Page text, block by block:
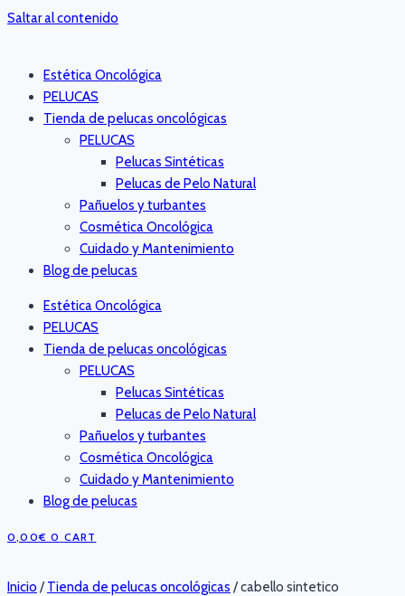
Saltar al contenido
Estética Oncológica
PELUCAS
Tienda de pelucas oncológicas
PELUCAS
Pelucas Sintéticas
Pelucas de Pelo Natural
Pañuelos y turbantes
Cosmética Oncológica
Cuidado y Mantenimiento
Blog de pelucas
Estética Oncológica
PELUCAS
Tienda de pelucas oncológicas
PELUCAS
Pelucas Sintéticas
Pelucas de Pelo Natural
Pañuelos y turbantes
Cosmética Oncológica
Cuidado y Mantenimiento
Blog de pelucas
0,00€ 0 CART
Inicio / Tienda de pelucas oncológicas /cabello sintetico